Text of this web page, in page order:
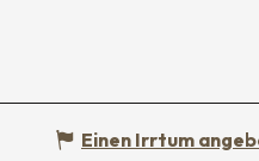
Einen Irrtum